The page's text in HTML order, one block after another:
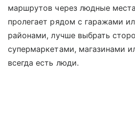
маршрутов через людные
пролегает рядом с гаражами
районами, лучше выбрать
супермаркетами, магазинами
всегда есть люди.